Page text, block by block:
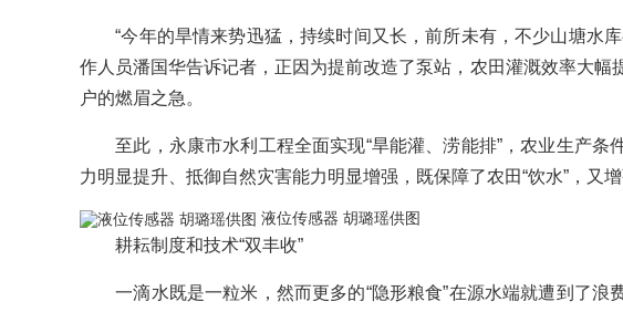
“今年的旱情来势迅猛，持续时间又长，前所未有，不少山塘水库
作人员潘国华告诉记者，正因为提前改造了泵站，农田灌溉效率大幅
户的燃眉之急。
至此，永康市水利工程全面实现“旱能灌、涝能排”，农业生产条
力明显提升、抵御自然灾害能力明显增强，既保障了农田“饮水”，又
液位传感器 胡璐瑶供图
耕耘制度和技术“双丰收”
一滴水既是一粒米，然而更多的“隐形粮食”在源水端就遭到了浪